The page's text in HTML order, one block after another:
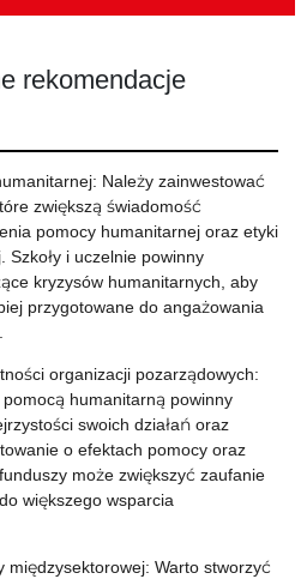
rekomendacje
Należy zainwestować
zwiększą świadomość
pomocy humanitarnej oraz etyki
Szkoły i uczelnie powinny
kryzysów humanitarnych, aby
przygotowane do angażowania
organizacji pozarządowych:
humanitarną powinny
swoich działań oraz
o efektach pomocy oraz
może zwiększyć zaufanie
większego wsparcia
międzysektorowej: Warto stworzyć